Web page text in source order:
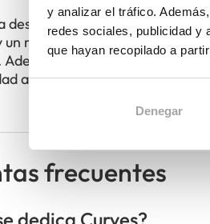
y analizar el tráfico.
redes sociales, publicidad y
que hayan recopilado a
Denegar
destaca por su inversión
mercado en crecimiento
Además, la compañía apuesta
activa que favorece la
frecuentes